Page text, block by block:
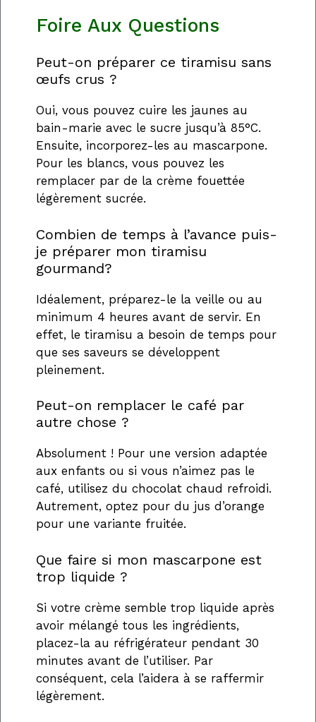
Foire Aux Questions
Peut-on préparer ce tiramisu sans
œufs crus ?
Oui, vous pouvez cuire les jaunes au
bain-marie avec le sucre jusqu’à 85°C.
Ensuite, incorporez-les au mascarpone.
Pour les blancs, vous pouvez les
remplacer par de la crème fouettée
légèrement sucrée.
Combien de temps à l’avance puis-
je préparer mon tiramisu
gourmand?
Idéalement, préparez-le la veille ou au
minimum 4 heures avant de servir. En
effet, le tiramisu a besoin de temps pour
que ses saveurs se développent
pleinement.
Peut-on remplacer le café par
autre chose ?
Absolument ! Pour une version adaptée
aux enfants ou si vous n’aimez pas le
café, utilisez du chocolat chaud refroidi.
Autrement, optez pour du jus d’orange
pour une variante fruitée.
Que faire si mon mascarpone est
trop liquide ?
Si votre crème semble trop liquide après
avoir mélangé tous les ingrédients,
placez-la au réfrigérateur pendant 30
minutes avant de l’utiliser. Par
conséquent, cela l’aidera à se raffermir
légèrement.